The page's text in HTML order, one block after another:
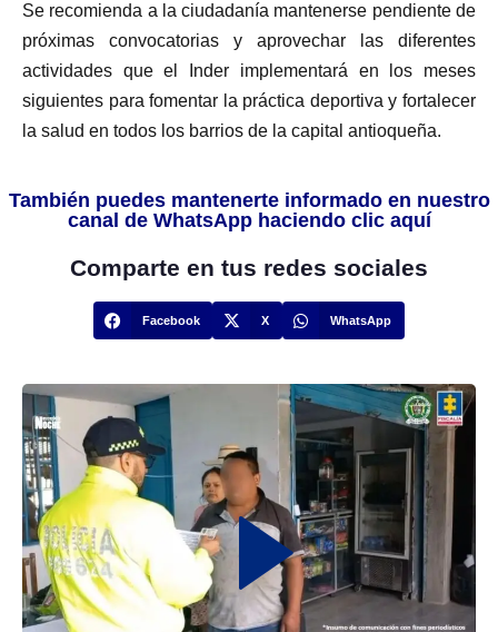
Se recomienda a la ciudadanía mantenerse pendiente de
próximas convocatorias y aprovechar las diferentes
actividades que el Inder implementará en los meses
siguientes para fomentar la práctica deportiva y fortalecer
la salud en todos los barrios de la capital antioqueña.
También puedes mantenerte informado en nuestro
canal de WhatsApp haciendo clic aquí
Comparte en tus redes sociales
Facebook X WhatsApp